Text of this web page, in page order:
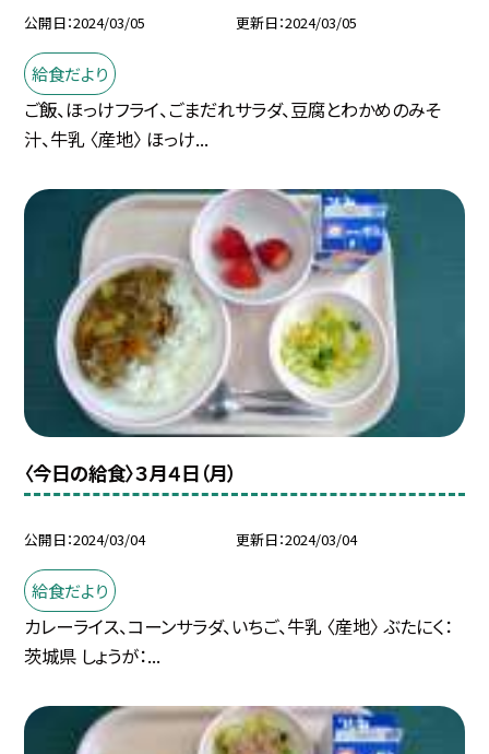
公開日 2024/03/05 更新日 2024/03/05
給食だより
ご飯、ほっけフライ、ごまだれサラダ、豆腐とわかめのみそ
汁、牛乳 〈産地〉 ほっけ...
〈今日の給食〉３月４日（月）
公開日 2024/03/04 更新日 2024/03/04
給食だより
カレーライス、コーンサラダ、いちご、牛乳 〈産地〉 ぶたにく：
茨城県 しょうが：...